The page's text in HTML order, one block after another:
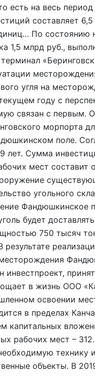
есть на весь
составляет
По состоянию
1,5 млрд руб.,
угля на
году с
связан с первым.
морпорта
поле.
лет. Сумма
мест составит
угольного
Фандюшкинское
будет
750 тысяч
результате
инвестпроект,
в жизнь ООО
освоении
в пределах
капитальных
рабочих мест –
технику
объекты. В